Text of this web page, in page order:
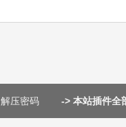
解压密码 -> 本站插件全